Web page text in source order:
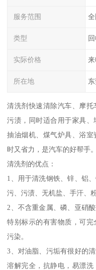
服务范围
类型
实际价格
所在地
清洗剂快速清除汽车、摩
污渍，同时适合用于家具、
抽油烟机、煤气炉具、浴
时又省力，是汽车的好帮手。
清洗剂的优点：
1、用于清洗钢铁、锌、铝
污、污渍、无机盐、手汗、
2、不含重金属、磷、亚硝
特别标示的有害物质，可
污染。
3、对油脂、污垢有很好的
溶解完全，抗静电，易漂